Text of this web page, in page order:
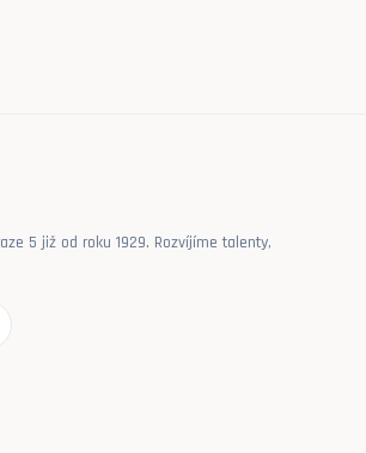
5 již od roku 1929. Rozvíjíme talenty,